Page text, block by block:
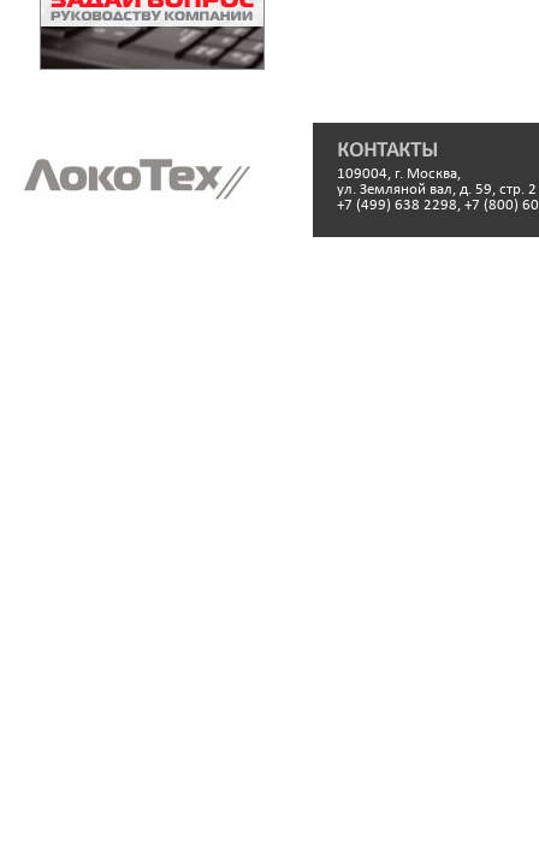
КОНТАКТЫ
109004, г. Москва,
ул. Земляной вал, д. 59, стр. 2
+7 (499) 638 2298, +7 (800)